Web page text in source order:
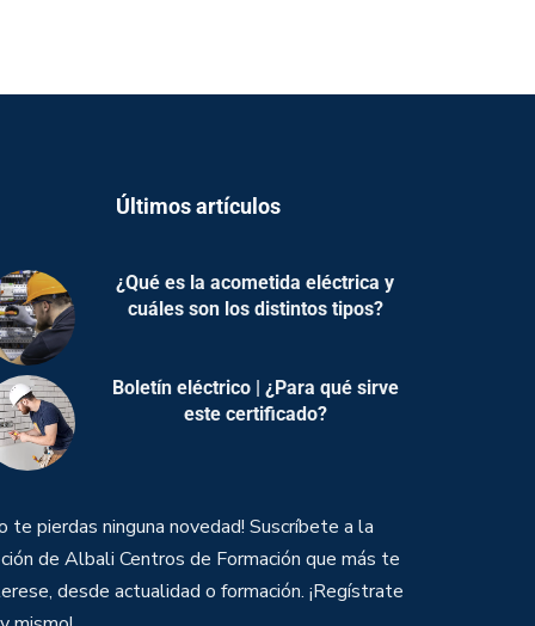
Últimos artículos
¿Qué es la acometida eléctrica y
cuáles son los distintos tipos?
Boletín eléctrico | ¿Para qué sirve
este certificado?
te pierdas ninguna novedad! Suscríbete a la
de Albali Centros de Formación que más te
desde actualidad o formación. ¡Regístrate